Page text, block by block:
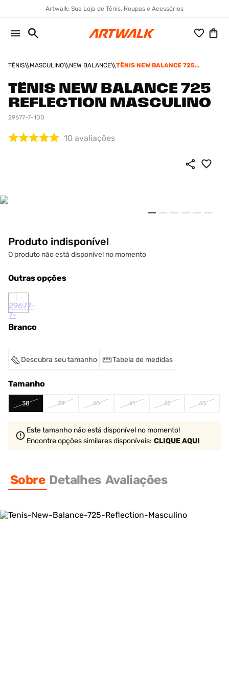
Artwalk: Sua Loja de Tênis, Roupas e Acessórios
TÊNIS MASCULINO NEW BALANCE
TÊNIS NEW BALANCE 725
TÊNIS NEW BALANCE 725
REFLECTION MASCULINO
29677-7-100
10 avaliações
Produto indisponível
O produto não está disponível no momento
Outras opções
Branco
Descubra seu tamanho Tabela de medidas
Tamanho
38 39 40 41 42 43
Este tamanho não está disponível no momento!
Encontre opções similaresdisponíveis: CLIQUE AQUI
Sobre Detalhes Avaliações